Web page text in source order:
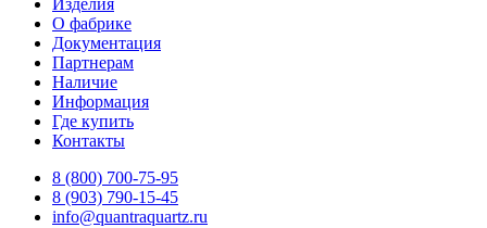
О фабрике
Документация
Партнерам
Наличие
Информация
Где купить
Контакты
8 (800) 700-75-95
8 (903) 790-15-45
info@quantraquartz.ru